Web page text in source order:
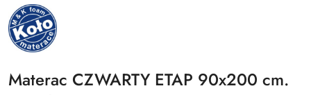
NAZWA
PRODUCENTA:
MKFOAM
Materac CZWARTY ETAP 90x200 cm.